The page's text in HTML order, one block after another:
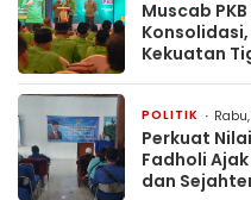
Muscab
Kekuatan
POLITIK Rabu,
Perkuat
Fadholi
dan